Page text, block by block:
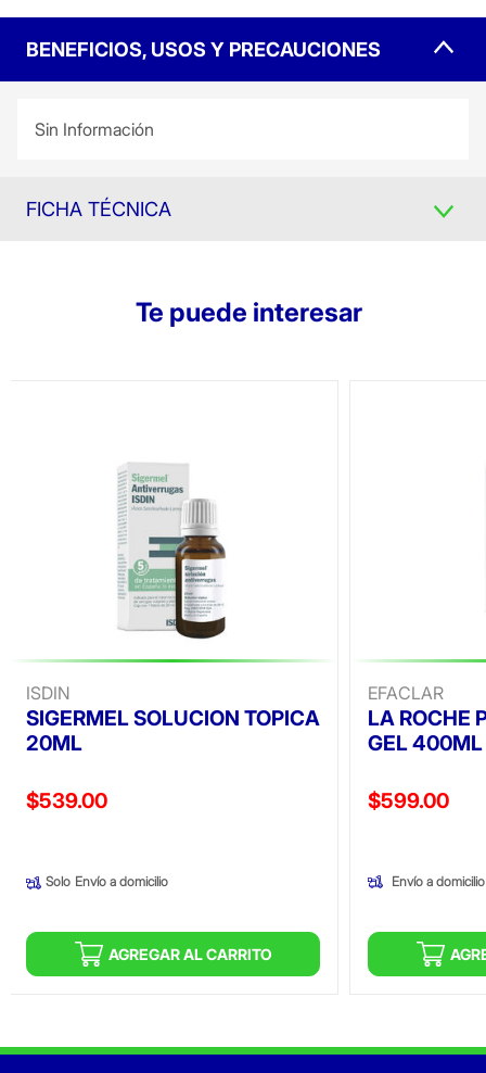
BENEFICIOS, USOS Y PRECAUCIONES
Sin Información
FICHA TÉCNICA
Te puede interesar
ISDIN
SIGERMEL SOLUCION TOPICA
20ML
Precio reducido de
$539.00
Solo Envío a domicilio
AGREGAR AL CARRITO
EFACLAR
LA ROCHE
GEL 400ML
Precio
$599.00
Envío a domicilio